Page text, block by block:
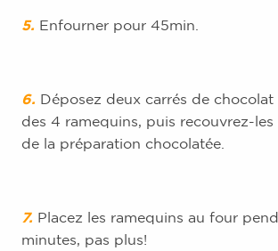
5. Enfourner pour 45min.
6. Déposez deux carrés de chocolat
des 4 ramequins, puis recouvrez-les
de la préparation chocolatée.
7. Placez les ramequins au four
minutes, pas plus!